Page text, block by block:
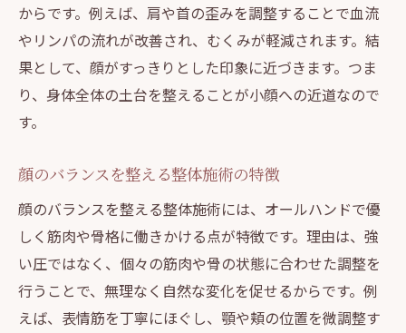
からです。例えば、肩や首の歪みを調整することで血流
やリンパの流れが改善され、むくみが軽減されます。結
果として、顔がすっきりとした印象に近づきます。つま
り、身体全体の土台を整えることが小顔への近道なので
す。
顔のバランスを整える整体施術の特徴
顔のバランスを整える整体施術には、オールハンドで優
しく筋肉や骨格に働きかける点が特徴です。理由は、強
い圧ではなく、個々の筋肉や骨の状態に合わせた調整を
行うことで、無理なく自然な変化を促せるからです。例
えば、表情筋を丁寧にほぐし、顎や頬の位置を微調整す